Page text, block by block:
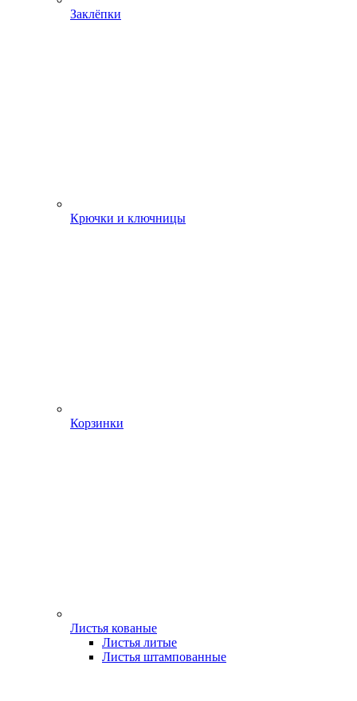
Заклёпки
Крючки и ключницы
Корзинки
Листья кованые
Листья литые
Листья штампованные